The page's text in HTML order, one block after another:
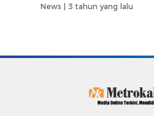
News | 3 tahun yang lalu